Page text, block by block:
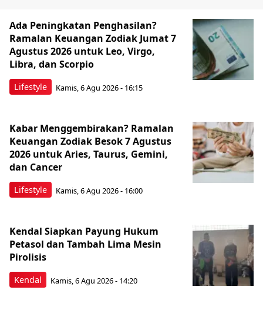
Lifestyle
Ada Peningkatan Penghasilan?
Ramalan Keuangan Zodiak Jumat 7
Agustus 2026 untuk Leo, Virgo,
Libra, dan Scorpio
Kamis, 6 Agu 2026 - 16:15
Lifestyle
Kabar Menggembirakan? Ramalan
Keuangan Zodiak Besok 7 Agustus
2026 untuk Aries, Taurus, Gemini,
dan Cancer
Kamis, 6 Agu 2026 - 16:00
Kendal
Kendal Siapkan Payung Hukum
Petasol dan Tambah Lima Mesin
Pirolisis
Kamis, 6 Agu 2026 - 14:20